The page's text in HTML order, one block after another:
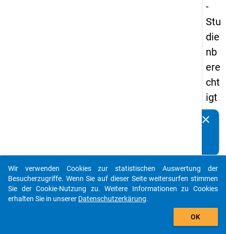
-
Stu
die
nb
ere
cht
igt
en
s
20
12
clear
auto_stories
add_shopping_cart
Wir verwenden Cookies zur statistischen Auswertung der
Besucherzugriffe. Wenn Sie auf dieser Seite weitersurfen stimmen
Sie der Cookie-Nutzung zu. Weitere Informationen zu Cookies
erhalten Sie in unserer Datenschutzerkärung.
OK